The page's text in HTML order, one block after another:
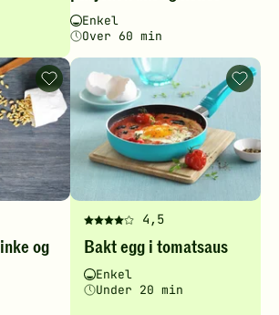
fått
5
av
5
stjerner.
Klikk
for
å
gi
din
vurdering.
Vanskelighetsgrad
Enkel
Tilberedningstid
Over 60 min
og
Sandwich
med
skinke
og
cottage
cheese
legg
til
favoritter
4,5
Denne
oppskriften
har
fått
Bakt egg i tomatsaus
Vanskelighetsgrad
Enkel
Tilberedningstid
Under 20 min
Bakt
egg
-
legg
til